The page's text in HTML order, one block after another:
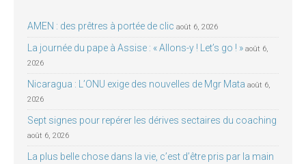
AMEN : des prêtres à portée de clic août 6, 2026
La journée du pape à Assise : « Allons-y ! Let’s go ! » août 6,
2026
Nicaragua : L’ONU exige des nouvelles de Mgr Mata août 6,
2026
Sept signes pour repérer les dérives sectaires du coaching
août 6, 2026
La plus belle chose dans la vie, c’est d’être pris par la main